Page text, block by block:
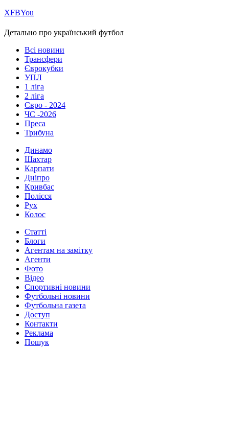
ХFBYou
Детально про український футбол
Всі новини
Трансфери
Єврокубки
УПЛ
1 ліга
2 ліга
Євро - 2024
ЧС -2026
Преса
Трибуна
Динамо
Шахтар
Карпати
Дніпро
Кривбас
Полісся
Рух
Колос
Статті
Блоги
Агентам на замітку
Агенти
Фото
Відео
Спортивні новини
Футбольні новини
Футбольна газета
Доступ
Контакти
Реклама
Пошук